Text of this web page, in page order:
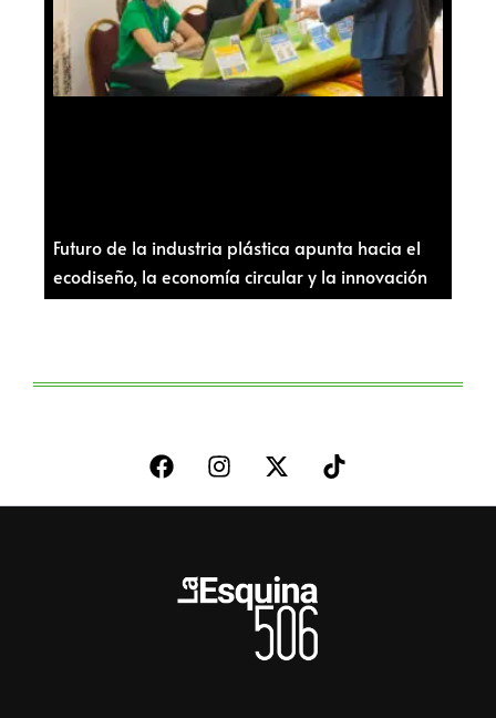
Futuro de la industria plástica apunta hacia el
ecodiseño, la economía circular y la innovación